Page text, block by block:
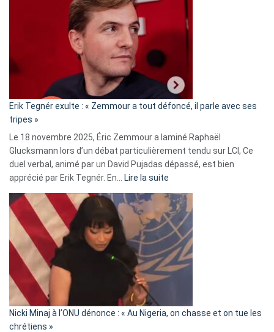
d’alliance
secrète
«
C’est
fake
news
»
Erik Tegnér exulte : « Zemmour a tout défoncé, il parle avec ses
tripes »
Le 18 novembre 2025, Éric Zemmour a laminé Raphaël
Glucksmann lors d’un débat particulièrement tendu sur LCI, Ce
duel verbal, animé par un David Pujadas dépassé, est bien
apprécié par Erik Tegnér. En… Lire la suite
Tegnér
exulte
« Zemmour
a
tout
parle
Nicki Minaj à l’ONU dénonce : « Au Nigeria, on chasse et on tue les
chrétiens »